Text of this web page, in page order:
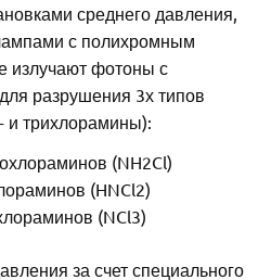
среднего давления,
с полихромным
излучают фотоны с
разрушения 3х типов
и трихлорамины):
(NH2Cl)
(HNCl2)
(NCl3)
за счет специального